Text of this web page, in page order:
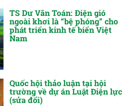
TS Dư Văn Toán: Điện gió
ngoài khơi là “bệ phóng” cho
phát triển kinh tế biển Việt
Nam
Quốc hội thảo luận tại hội
trường về dự án Luật Điện lực
(sửa đổi)